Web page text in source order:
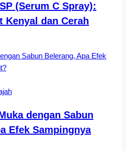
(Serum C Spray):
Kenyal dan Cerah
dengan Sabun
Efek Sampingnya